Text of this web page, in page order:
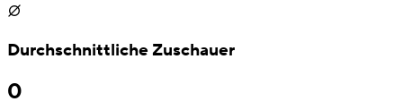
Durchschnittliche Zuschauer
0